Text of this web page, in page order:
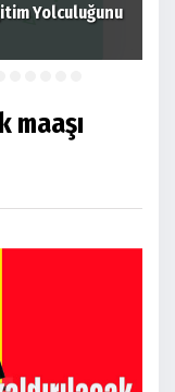
Yolculuğunu